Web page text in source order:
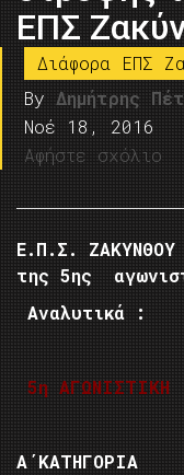
ΕΠΣ
Διάφορα ΕΠΣ
By Δημήτρης
Νοέ 18, 2016
Αφήστε σχόλιο
Ε.Π.Σ.
της 5ης
Αναλυτικά :
5η ΑΓΩΝΙΣΤΙΚΗ
Α΄ΚΑΤΗΓΟΡΙΑ